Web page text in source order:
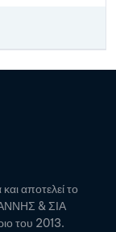
αποτελεί το
& ΣΙΑ
του 2013.